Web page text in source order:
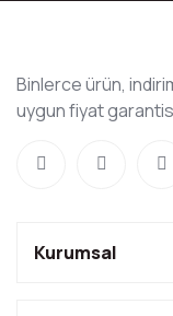
Binlerce ürün,
uygun fiyat
Kurumsal